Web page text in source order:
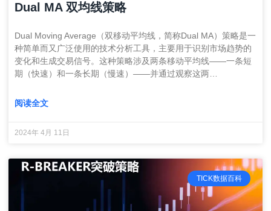
Dual MA 双均线策略
Dual Moving Average（双移动平均线，简称Dual MA）策略是一
种简单而又广泛使用的技术分析工具，主要用于识别市场趋势的
变化和生成交易信号。这种策略涉及两条移动平均线——一条短
期（快速）和一条长期（慢速）——并通过观察这两…
阅读全文
2024年 4月 11日
TICK数据百科